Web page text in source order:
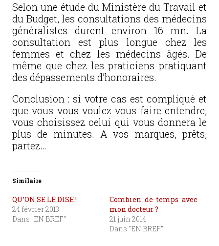
Selon une étude du Ministère du Travail et
du Budget, les consultations des médecins
généralistes durent environ 16 mn. La
consultation est plus longue chez les
femmes et chez les médecins âgés. De
même que chez les praticiens pratiquant
des dépassements d’honoraires.
Conclusion : si votre cas est compliqué et
que vous vous voulez vous faire entendre,
vous choisissez celui qui vous donnera le
plus de minutes. A vos marques, prêts,
partez…
Similaire
QU’ON SE LE DISE !
24 février 2013
Dans "EN BREF"
Combien de temps avec
mon docteur ?
21 juin 2014
Dans "EN BREF"